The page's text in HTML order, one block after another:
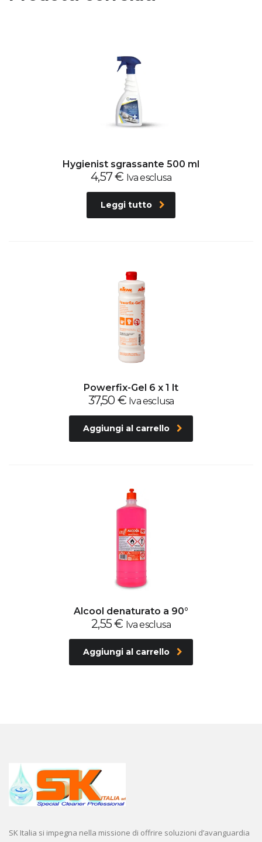
Hygienist sgrassante 500 ml
4,57€ Iva esclusa
Leggi tutto
Powerfix-Gel 6 x 1 lt
37,50 € Iva esclusa
Aggiungi al carrello
Alcool denaturato a 90°
2,55€ Iva esclusa
Aggiungi al carrello
SK Italia si impegna nella missione di offrire soluzioni d’avanguardia